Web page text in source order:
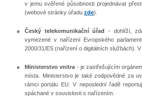
v jemu svěřené působnosti projednávat
(webové stránky úřadu zde).
Český telekomunikační úřad
- dohlíží,
vymezené v nařízení Evropského
2000/31/ES (nařízení o digitálních službách).
Ministerstvo vnitra - je zastřešujícím
místa. Ministerstvo je také zodpovědné za
rámci portálu EU. V neposlední řadě
spáchané v souvislosti s nařízením.